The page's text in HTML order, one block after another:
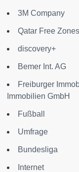
3M Company
Qatar Free
discovery+
Bemer Int. AG
Freiburger
Immobilien GmbH
Fußball
Umfrage
Bundesliga
Internet